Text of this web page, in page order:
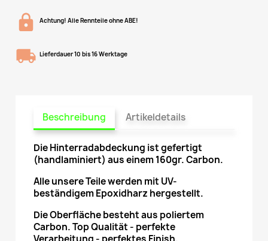
Achtung! Alle Rennteile ohne ABE!
Lieferdauer 10 bis 16 Werktage
Beschreibung Artikeldetails
Die Hinterradabdeckung ist gefertigt
(handlaminiert) aus einem 160gr. Carbon.
Alle unsere Teile werden mit UV-
beständigem Epoxidharz hergestellt.
Die Oberfläche besteht aus poliertem
Carbon. Top Qualität - perfekte